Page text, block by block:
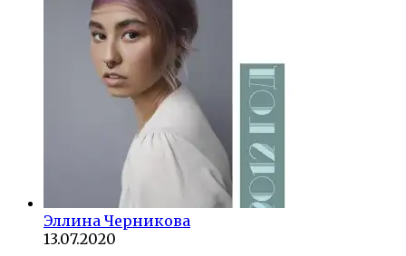
Эллина Черникова
13.07.2020